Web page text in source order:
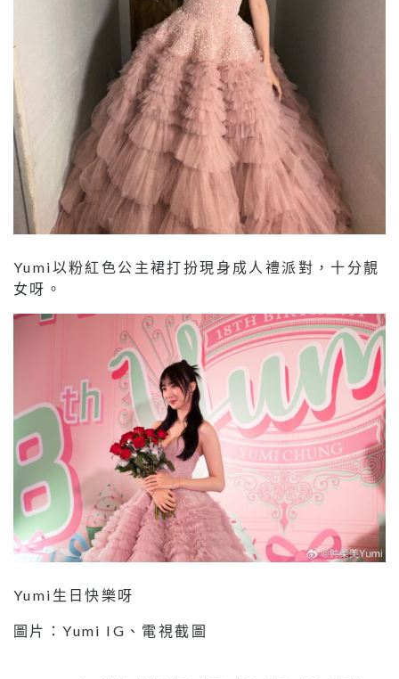
Yumi以粉紅色公主裙打扮現身成人禮派對，十分靚
女呀。
Yumi生日快樂呀
圖片：Yumi IG、電視截圖